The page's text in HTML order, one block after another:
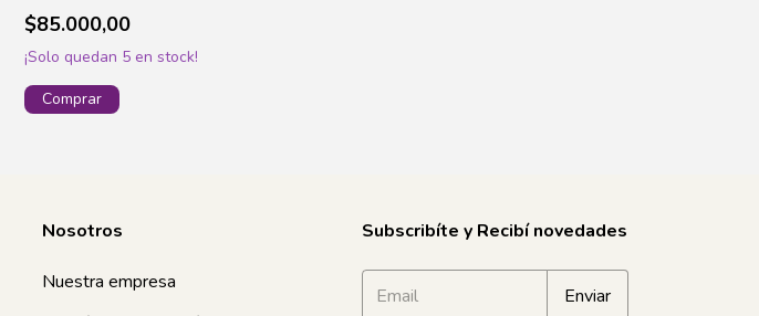
$85.000,00
¡Solo quedan 5 en stock!
Nosotros
Nuestra empresa
Subscribíte y Recibí novedades